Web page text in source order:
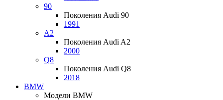
90
Поколения Audi 90
1991
A2
Поколения Audi A2
2000
Q8
Поколения Audi Q8
2018
BMW
Модели BMW